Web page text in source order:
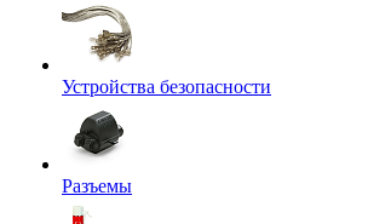
Устройства безопасности
Разъемы